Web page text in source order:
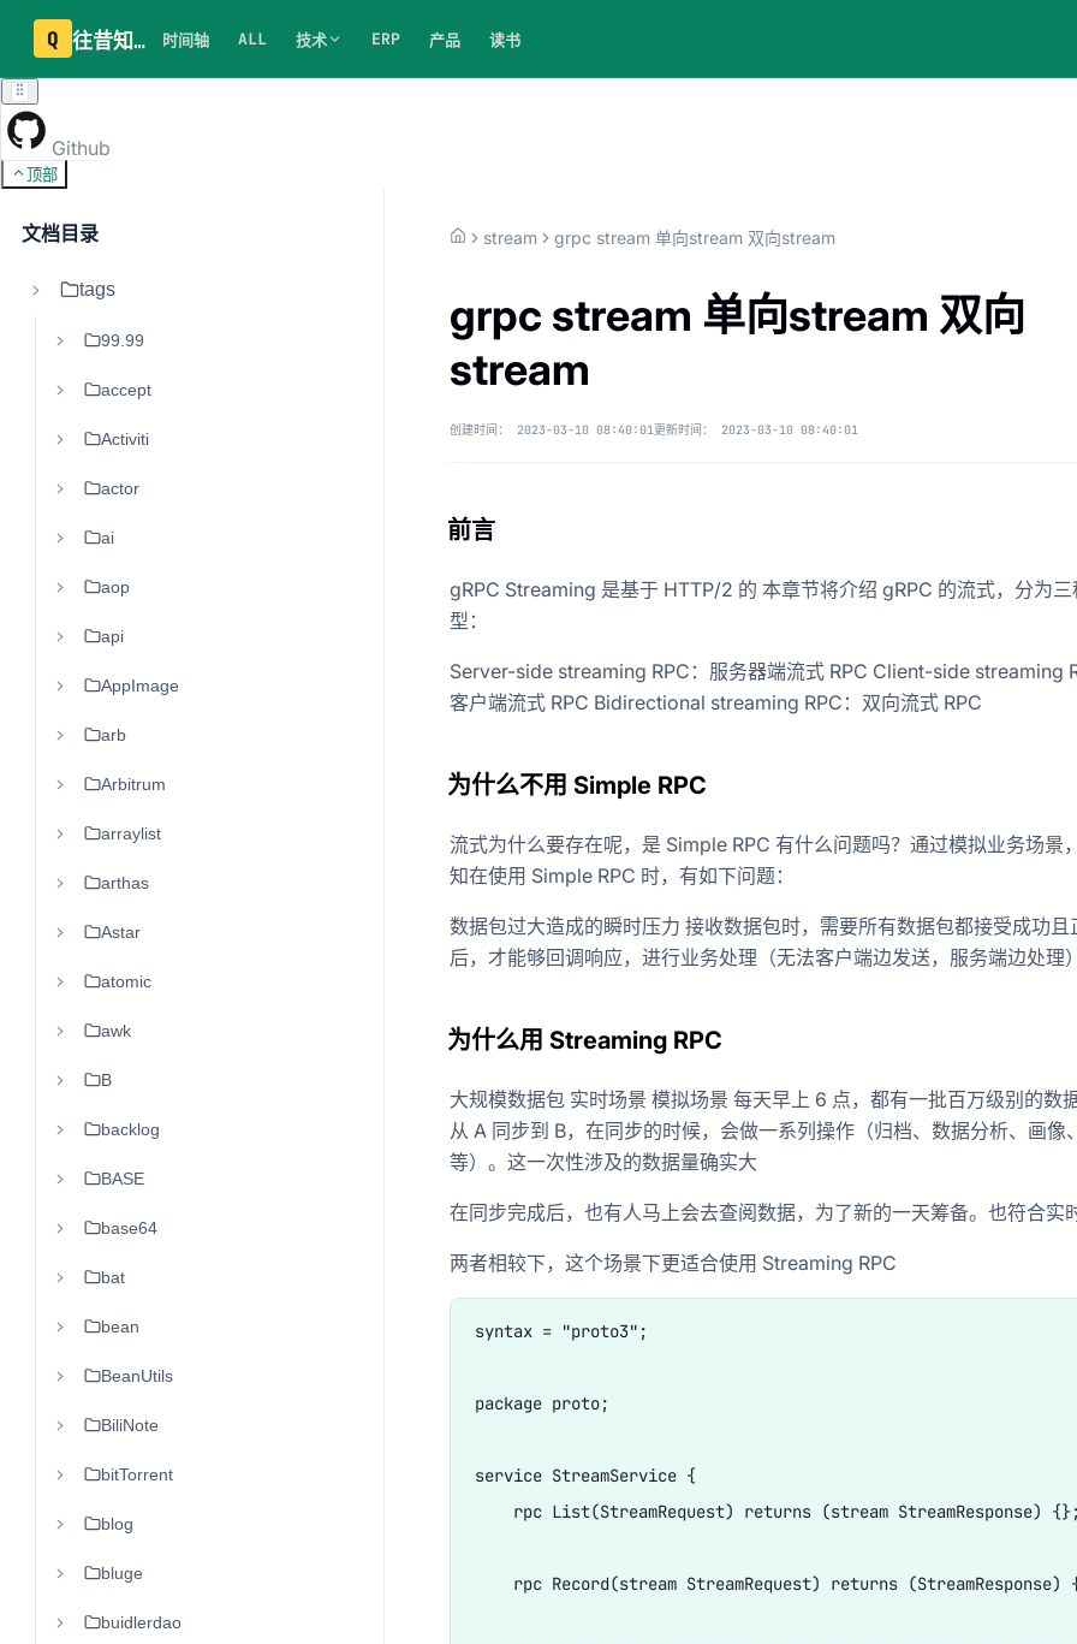
Q 往昔知识库 时间轴 ALL 技术 ERP 产品 读书
Github
顶部
文档目录
tags
99.99
accept
Activiti
actor
ai
aop
api
AppImage
arb
Arbitrum
arraylist
arthas
Astar
atomic
awk
B
backlog
BASE
base64
bat
bean
BeanUtils
BiliNote
bitTorrent
blog
bluge
buidlerdao
stream grpc stream 单向stream 双向stream
grpc stream 单向stream 双向
stream
创建时间： 2023-03-10 08:40:01更新时间： 2023-03-10 08:40:01
前言
gRPC Streaming 是基于 HTTP/2 的 本章节将介绍 gRPC 的流式，分为三
型：
Server-side streaming RPC：服务器端流式 RPC Client-side streaming
客户端流式 RPC Bidirectional streaming RPC：双向流式 RPC
为什么不用 Simple RPC
流式为什么要存在呢，是 Simple RPC 有什么问题吗？通过模拟业务场景
知在使用 Simple RPC 时，有如下问题：
数据包过大造成的瞬时压力 接收数据包时，需要所有数据包都接受成功且
后，才能够回调响应，进行业务处理（无法客户端边发送，服务端边处理
为什么用 Streaming RPC
大规模数据包 实时场景 模拟场景 每天早上 6 点，都有一批百万级别的数
从 A 同步到 B，在同步的时候，会做一系列操作（归档、数据分析、画像
等）。这一次性涉及的数据量确实大
在同步完成后，也有人马上会去查阅数据，为了新的一天筹备。也符合实
两者相较下，这个场景下更适合使用 Streaming RPC
syntax = "proto3";
package proto;
service StreamService {
rpc List(StreamRequest) returns (stream StreamResponse)
rpc Record(stream StreamRequest) returns (StreamResponse)